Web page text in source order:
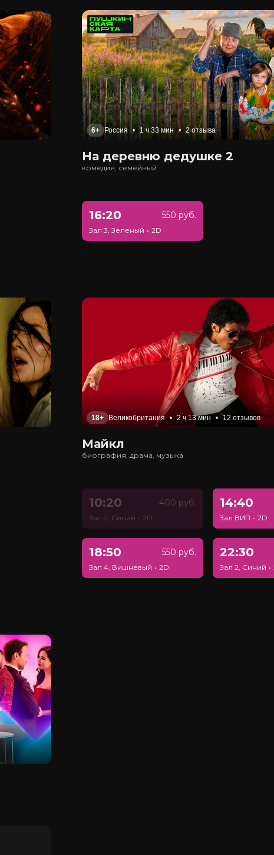
6+ Россия • 1 ч 33 мин • 2 отзыва
На деревню дедушке 2
комедия, семейный
16:20 550 руб.
Зал 3, Зеленый • 2D
18+ Великобритания • 2 ч 13 мин • 12 отзывов
Майкл
биография, драма, музыка
10:20 400 руб.
Зал 2, Синий • 2D
14:40
Зал ВИП • 2D
18:50 550 руб.
Зал 4, Вишневый • 2D
22:30
Зал 2, Синий •